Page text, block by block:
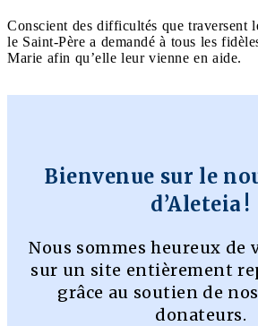
Conscient des difficultés que traversent
le Saint-Père a demandé à tous les
Marie afin qu’elle leur vienne en aide.
Bienvenue sur le
d’Aleteia !
Nous sommes heureux de
sur un site entièrement
grâce au soutien de
donateurs.